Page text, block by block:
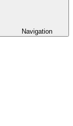
Navigation